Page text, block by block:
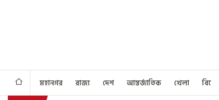
মহানগর রাজ্য দেশ আন্তর্জাতিক খেলা